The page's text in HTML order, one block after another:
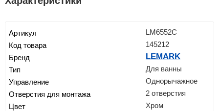
Артикул LM6552C
Код товара 145212
Бренд LEMARK
Тип Для ванны
Управление Однорычажное
Отверстия для монтажа 2 отверстия
Цвет Хром